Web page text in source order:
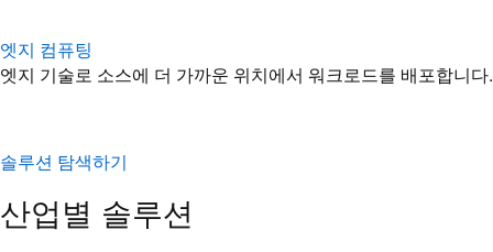
엣지 컴퓨팅
엣지 기술로 소스에 더 가까운 위치에서 워크로드를 배포합니다.
솔루션 탐색하기
산업별 솔루션